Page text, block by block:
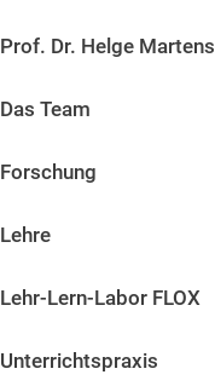
Prof. Dr. Helge Martens
Das Team
Forschung
Lehre
Lehr-Lern-Labor FLOX
Unterrichtspraxis